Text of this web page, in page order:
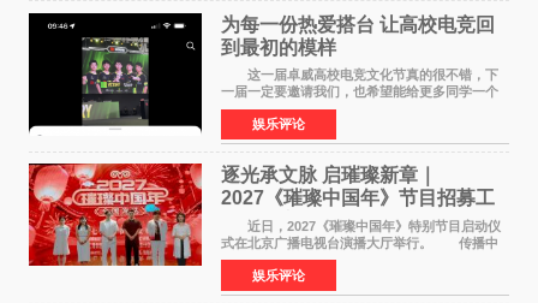
为每一份热爱搭台 让高校电竞回
到最初的模样
这一届卓威高校电竞文化节真的很不错，下
一届一定要邀请我们，也希望能给更多同学一个
来到现场的机会。 2026卓威高校电竞文化节
已经落下帷幕，在活动结束后，仍有不少高校电
竞社负责人和现
娱乐评论
逐光承文脉 启璀璨新章｜
2027《璀璨中国年》节目招募工
作圆满启动
近日，2027《璀璨中国年》特别节目启动仪
式在北京广播电视台演播大厅举行。 传播中
华优秀传统文化，弘扬纯正国风艺术，打造高规
格、高质感、正能量的文艺盛典，是璀璨中国年
矢志不渝的初心
娱乐评论